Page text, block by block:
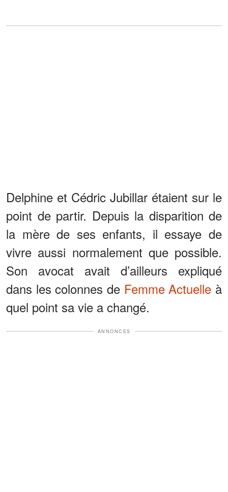
Delphine et Cédric Jubillar étaient sur le
point de partir. Depuis la disparition de
la mère de ses enfants, il essaye de
vivre aussi normalement que possible.
Son avocat avait d’ailleurs expliqué
dans les colonnes de Femme Actuelle à
quel point sa vie a changé.
ANNONCES